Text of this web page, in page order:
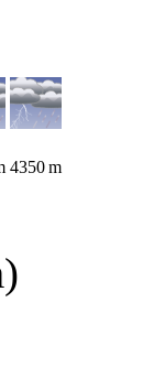
4350m
)